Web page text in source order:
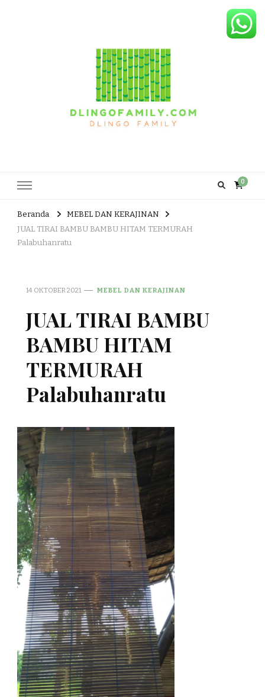
0
Beranda
MEBEL DAN KERAJINAN
JUAL TIRAI BAMBU BAMBU HITAM TERMURAH
Palabuhanratu
14 OKTOBER 2021 MEBEL DAN KERAJINAN
JUAL TIRAI BAMBU
BAMBU HITAM
TERMURAH
Palabuhanratu